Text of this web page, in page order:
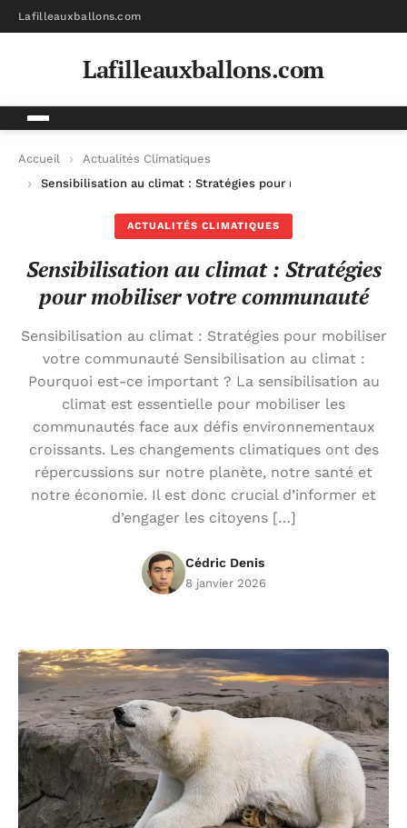
Lafilleauxballons.com
Lafilleauxballons.com
Accueil
Actualités Climatiques
Sensibilisation au climat : Stratégies pour mobiliser votre
ACTUALITÉS CLIMATIQUES
Sensibilisation au climat : Stratégies
pour mobiliser votre communauté
Sensibilisation au climat : Stratégies pour mobiliser
votre communauté Sensibilisation au climat :
Pourquoi est-ce important ? La sensibilisation au
climat est essentielle pour mobiliser les
communautés face aux défis environnementaux
croissants. Les changements climatiques ont des
répercussions sur notre planète, notre santé et
notre économie. Il est donc crucial d’informer et
d’engager les citoyens […]
Cédric Denis
8 janvier 2026